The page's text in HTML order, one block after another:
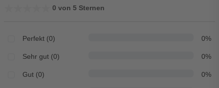
0 von 5 Sternen
Perfekt (0) 0%
Sehr gut (0) 0%
Gut (0) 0%